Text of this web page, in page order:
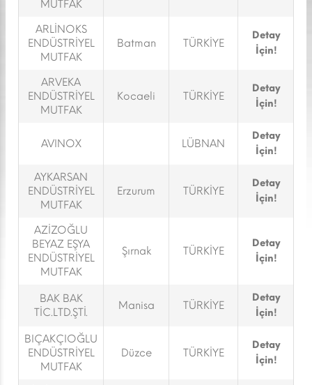
MUTFAK
ARLİNOKS
ENDÜSTRİYEL
MUTFAK
Batman TÜRKİYE
Detay
İçin!
ARVEKA
ENDÜSTRİYEL
MUTFAK
Kocaeli TÜRKİYE
Detay
İçin!
AVINOX LÜBNAN
Detay
İçin!
AYKARSAN
ENDÜSTRİYEL
MUTFAK
Erzurum TÜRKİYE
Detay
İçin!
AZİZOĞLU
BEYAZ EŞYA
ENDÜSTRİYEL
MUTFAK
Şırnak TÜRKİYE
Detay
İçin!
BAK BAK
TİC.LTD.ŞTİ.
Manisa TÜRKİYE
Detay
İçin!
BIÇAKÇIOĞLU
ENDÜSTRİYEL
MUTFAK
Düzce TÜRKİYE
Detay
İçin!